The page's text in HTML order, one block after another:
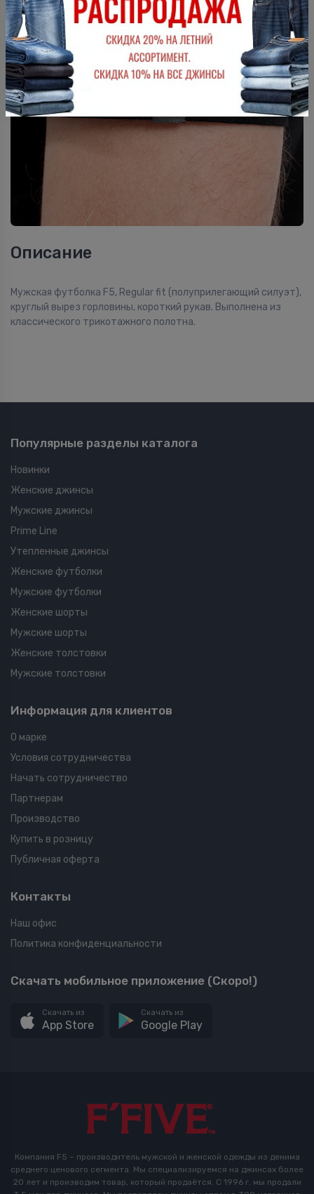
Описание
Мужская футболка F5, Regular fit (полуприлегающий силуэт),
круглый вырез горловины, короткий рукав. Выполнена из
классического трикотажного полотна.
Популярные разделы каталога
Новинки
Женские джинсы
Мужские джинсы
Prime Line
Утепленные джинсы
Женские футболки
Мужские футболки
Женские шорты
Мужские шорты
Женские толстовки
Мужские толстовки
Информация для клиентов
О марке
Условия сотрудничества
Начать сотрудничество
Партнерам
Производство
Купить в розницу
Публичная оферта
Контакты
Наш офис
Политика конфиденциальности
Скачать мобильное приложение (Скоро!)
Скачать из
App Store
Скачать из
Google Play
Компания F5 – производитель мужской и женской одежды из денима
среднего ценового сегмента. Мы специализируемся на джинсах более
20 лет и производим товар, который продаётся. С 1996 г. мы продали